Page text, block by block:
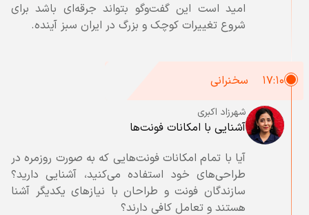
امید است این گفت‌وگو بتواند جرقه‌ای باشد برای
شروع تغییرات کوچک و بزرگ در ايران سبز آينده.
۱۷:۱۰ سخنرانی
شهرزاد اکبری
آشنایی با امکانات فونت‌ها
آیا با تمام امکانات فونت‌هایی که به صورت روزمره در
طراحی‌های خود استفاده می‌کنید، آشنایی دارید؟
سازندگان فونت و طراحان با نیازهای یکدیگر آشنا